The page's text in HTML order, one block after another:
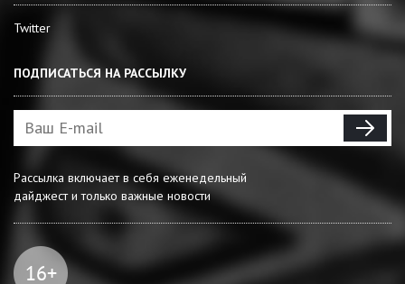
Twitter
ПОДПИСАТЬСЯ НА РАССЫЛКУ
Рассылка включает в себя еженедельный
дайджест и только важные новости